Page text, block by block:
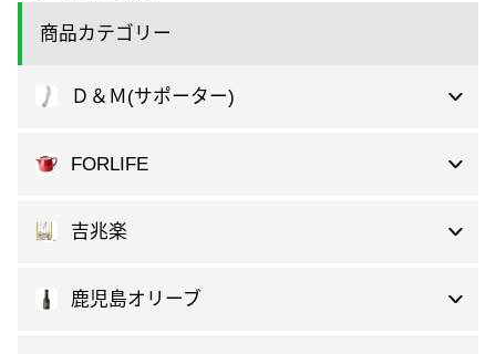
商品カテゴリー
Ｄ＆Ｍ(サポーター)
FORLIFE
吉兆楽
鹿児島オリーブ